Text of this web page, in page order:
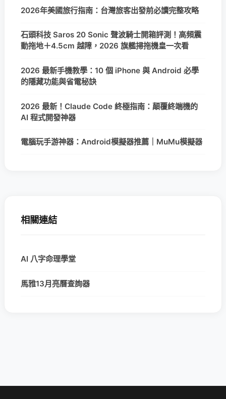
2026年美國旅行指南：台灣旅客出發前必讀完整攻略
石頭科技 Saros 20 Sonic 聲波騎士開箱評測！高頻震
動拖地＋4.5cm 越障，2026 旗艦掃拖機皇一次看
2026 最新手機教學：10 個 iPhone 與 Android 必學
的隱藏功能與省電秘訣
2026 最新！Claude Code 終極指南：顛覆終端機的
AI 程式開發神器
電腦玩手游神器：Android模擬器推薦｜MuMu模擬器
相關連結
AI 八字命理學堂
馬雅13月亮曆查詢器